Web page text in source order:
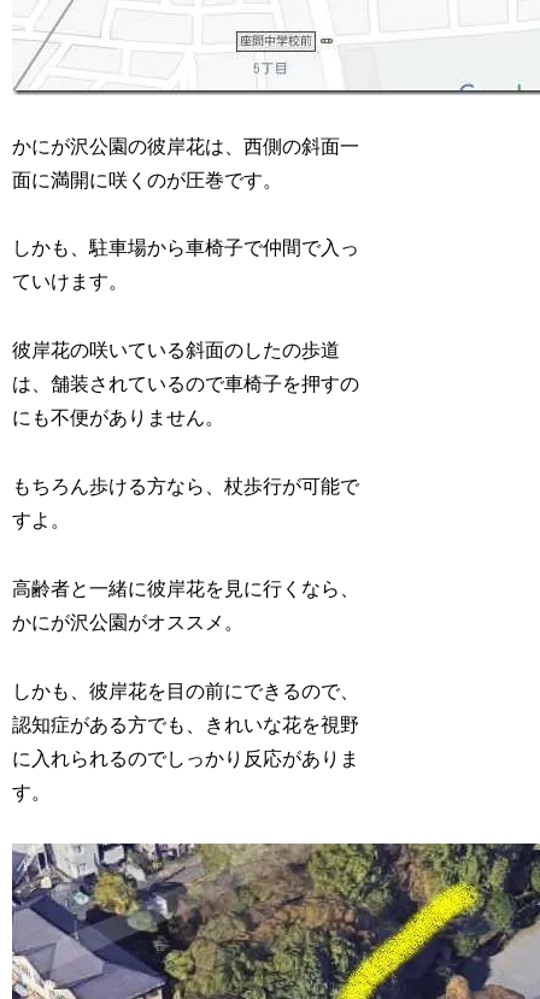
かにが沢公園の彼岸花は、西側の斜面一
面に満開に咲くのが圧巻です。
しかも、駐車場から車椅子で仲間で入っ
ていけます。
彼岸花の咲いている斜面のしたの歩道
は、舗装されているので車椅子を押すの
にも不便がありません。
もちろん歩ける方なら、杖歩行が可能で
すよ。
高齢者と一緒に彼岸花を見に行くなら、
かにが沢公園がオススメ。
しかも、彼岸花を目の前にできるので、
認知症がある方でも、きれいな花を視野
に入れられるのでしっかり反応がありま
す。